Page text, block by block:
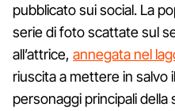
pubblicato sui social. La
serie di foto scattate sul
all’attrice, annegata nel
riuscita a mettere in salvo
personaggi principali della